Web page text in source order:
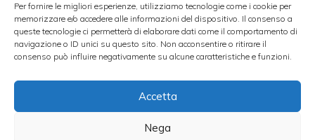
Per fornire le migliori esperienze, utilizziamo tecnologie come i cookie per
memorizzare e/o accedere alle informazioni del dispositivo. Il consenso a
queste tecnologie ci permetterà di elaborare dati come il comportamento di
navigazione o ID unici su questo sito. Non acconsentire o ritirare il
consenso può influire negativamente su alcune caratteristiche e funzioni.
Accetta
Nega
pomodoro ponendo sul fuoco un
pentolino, con l’olio e lo spicchio
d’aglio a rosolare e i pomodori pelati.
Aggiustiamo di sale la salsa dopo
che si sarà addensata leggermente e
condiamo con qualche foglia di